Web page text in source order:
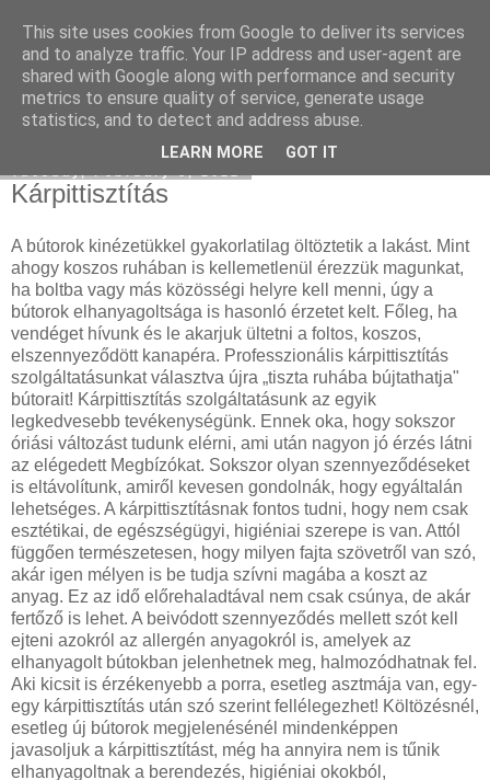
Eladó Seat
Kárpittisztítás
A bútorok kinézetükkel gyakorlatilag öltöztetik a lakást. Mint
ahogy koszos ruhában is kellemetlenül érezzük magunkat,
ha boltba vagy más közösségi helyre kell menni, úgy a
bútorok elhanyagoltsága is hasonló érzetet kelt. Főleg, ha
vendéget hívunk és le akarjuk ültetni a foltos, koszos,
elszennyeződött kanapéra. Professzionális kárpittisztítás
szolgáltatásunkat választva újra „tiszta ruhába bújtathatja"
bútorait! Kárpittisztítás szolgáltatásunk az egyik
legkedvesebb tevékenységünk. Ennek oka, hogy sokszor
óriási változást tudunk elérni, ami után nagyon jó érzés látni
az elégedett Megbízókat. Sokszor olyan szennyeződéseket
is eltávolítunk, amiről kevesen gondolnák, hogy egyáltalán
lehetséges. A kárpittisztításnak fontos tudni, hogy nem csak
esztétikai, de egészségügyi, higiéniai szerepe is van. Attól
függően természetesen, hogy milyen fajta szövetről van szó,
akár igen mélyen is be tudja szívni magába a koszt az
anyag. Ez az idő előrehaladtával nem csak csúnya, de akár
fertőző is lehet. A beivódott szennyeződés mellett szót kell
ejteni azokról az allergén anyagokról is, amelyek az
elhanyagolt bútokban jelenhetnek meg, halmozódhatnak fel.
Aki kicsit is érzékenyebb a porra, esetleg asztmája van, egy-
egy kárpittisztítás után szó szerint fellélegezhet! Költözésnél,
esetleg új bútorok megjelenésénél mindenképpen
javasoljuk a kárpittisztítást, még ha annyira nem is tűnik
elhanyagoltnak a berendezés, higiéniai okokból,
This site uses cookies from Google to deliver its services
and to analyze traffic. Your IP address and user-agent are
shared with Google along with performance and security
metrics to ensure quality of service, generate usage
statistics, and to detect and address abuse.
LEARN MORE GOT IT